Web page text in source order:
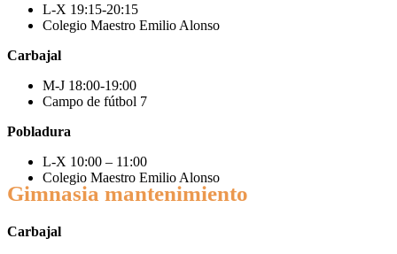
L-X 19:15-20:15
Colegio Maestro Emilio Alonso
Carbajal
M-J 18:00-19:00
Campo de fútbol 7
Pobladura
L-X 10:00 – 11:00
Colegio Maestro Emilio Alonso
Gimnasia mantenimiento
Carbajal